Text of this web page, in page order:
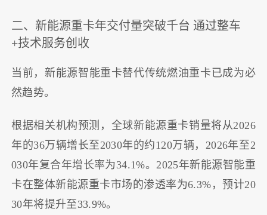
二、新能源重卡年交付量突破千台 通过整车
+技术服务创收
当前，新能源智能重卡替代传统燃油重卡已成为必
然趋势。
根据相关机构预测，全球新能源重卡销量将从2026
年的36万辆增长至2030年的约120万辆，2026年至2
030年复合年增长率为34.1%。2025年新能源智能重
卡在整体新能源重卡市场的渗透率为6.3%，预计20
30年将提升至33.9%。